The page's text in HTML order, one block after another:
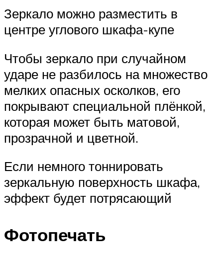
Зеркало можно разместить в
центре углового шкафа-купе
Чтобы зеркало при случайном
ударе не разбилось на множество
мелких опасных осколков, его
покрывают специальной плёнкой,
которая может быть матовой,
прозрачной и цветной.
Если немного тоннировать
зеркальную поверхность шкафа,
эффект будет потрясающий
Фотопечать